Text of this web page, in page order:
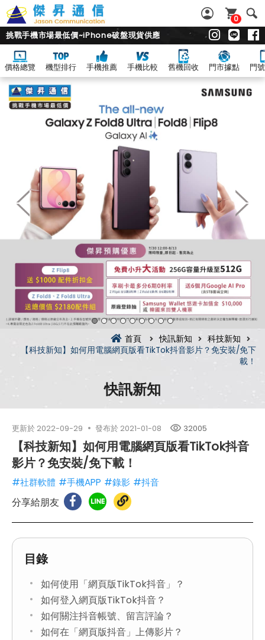
0
挑戰手機市場最低價~iPhone破盤現貨供應
價格總覽 機型排行 手機推薦 手機比較 舊機回收 門市據點 門
首頁 快訊新知
科技新知
【科技新知】如何用電腦網頁版看TikTok抖音影片？免安裝/免下
載！
快訊新知
更新於 2022-09-29 發布於 2021-01-08 32005
【科技新知】如何用電腦網頁版看TikTok抖音
影片？免安裝/免下載！
#社群軟體 #手機APP #錄影 #抖音
分享給朋友
目錄
如何使用「網頁版TikTok抖音」？
如何登入網頁版TikTok抖音？
如何關注抖音帳號、留言評論？
如何在「網頁版抖音」上傳影片？